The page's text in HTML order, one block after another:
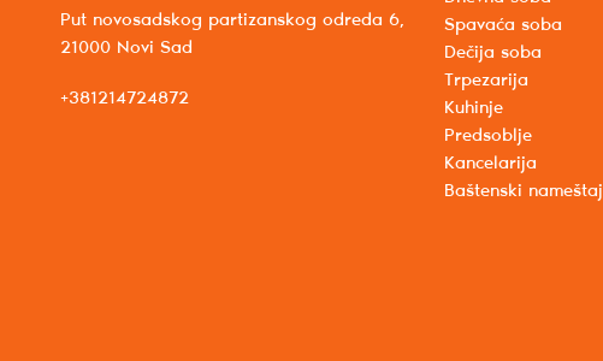
Put novosadskog partizanskog odreda 6,
21000 Novi Sad
+381214724872
Spavaća soba
Dečija soba
Trpezarija
Kuhinje
Predsoblje
Kancelarija
Baštenski nameštaj